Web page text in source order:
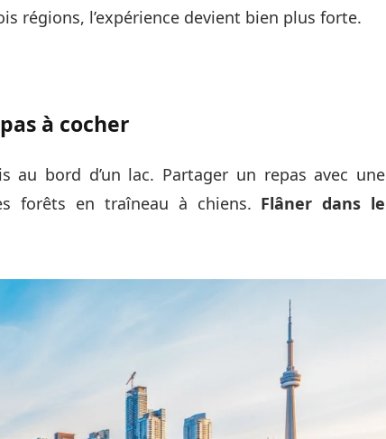
régions, l’expérience devient bien plus forte.
à cocher
au bord d’un lac. Partager un repas avec une
forêts en traîneau à chiens. Flâner dans le